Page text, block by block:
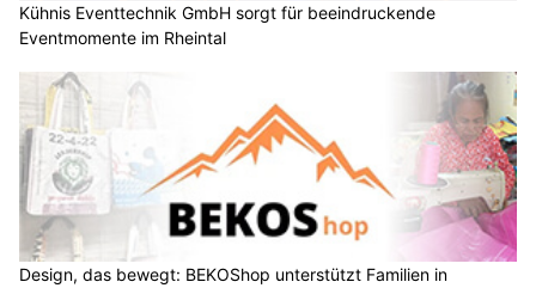
Kühnis Eventtechnik GmbH sorgt für beeindruckende
Eventmomente im Rheintal
Design, das bewegt: BEKOShop unterstützt Familien in